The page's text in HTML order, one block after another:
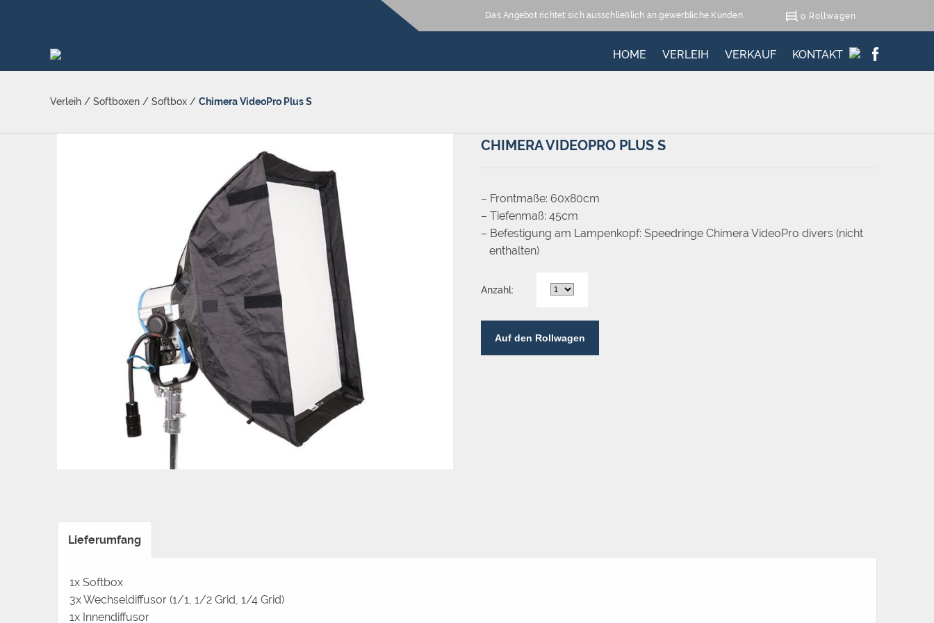
0 Rollwagen
Das Angebot richtet sich ausschließlich an gewerbliche Kunden.
HOME VERLEIH VERKAUF KONTAKT
Verleih / Softboxen / Softbox / Chimera VideoPro Plus S
CHIMERA VIDEOPRO PLUS S
– Frontmaße: 60x80cm
– Tiefenmaß: 45cm
– Befestigung am Lampenkopf: Speedringe Chimera VideoPro divers (nicht
enthalten)
Anzahl:
Auf den Rollwagen
Lieferumfang
1x Softbox
3x Wechseldiffusor (1/1, 1/2 Grid, 1/4 Grid)
1x Innendiffusor